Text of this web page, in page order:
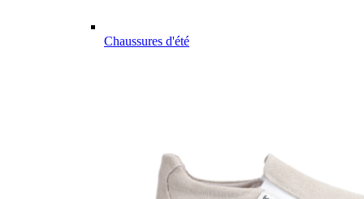
Chaussures d'été